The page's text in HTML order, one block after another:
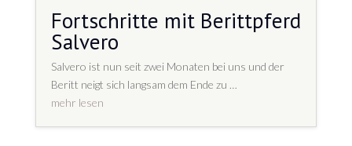
Fortschritte mit Berittpferd
Salvero
Salvero ist nun seit zwei Monaten bei uns und der
Beritt neigt sich langsam dem Ende zu …
mehr lesen